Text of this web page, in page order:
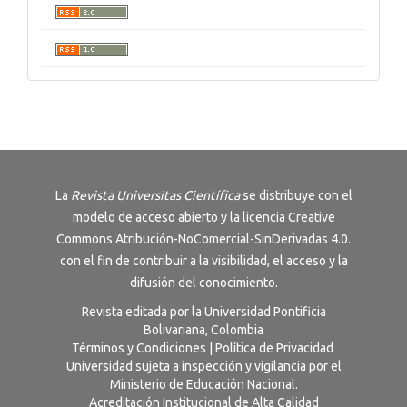
La Revista Universitas Científicase distribuye con el
modelo de acceso abierto y la licencia Creative
Commons Atribución-NoComercial-SinDerivadas 4.0.
con el fin de contribuir a la visibilidad, el acceso y la
difusión del conocimiento.
Revista editada por la Universidad Pontificia
Bolivariana, Colombia
Términos y Condiciones
Política de Privacidad
Universidad sujeta a inspección y vigilancia por el
Ministerio de Educación Nacional.
Acreditación Institucional de Alta Calidad